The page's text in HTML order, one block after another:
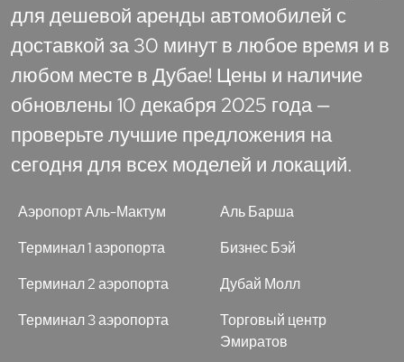
для дешевой аренды автомобилей с
доставкой за 30 минут в любое время и в
любом месте в Дубае! Цены и наличие
обновлены 10 декабря 2025 года —
проверьте лучшие предложения на
сегодня для всех моделей и локаций.
Аэропорт Аль-Мактум
Терминал 1 аэропорта
Терминал 2 аэропорта
Терминал 3 аэропорта
Аль Барша
Бизнес Бэй
Дубай Молл
Торговый центр
Эмиратов